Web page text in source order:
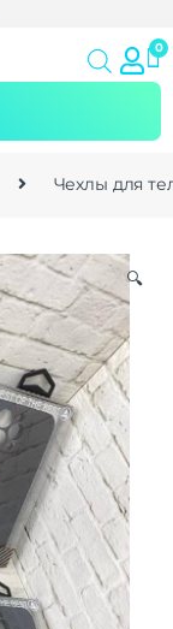
Чехлы для
🔍